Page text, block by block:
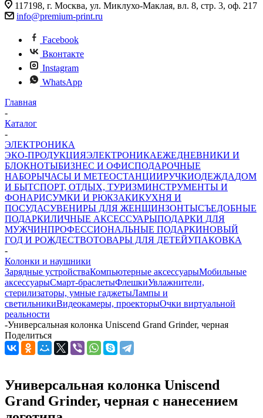
117198, г. Москва, ул. Миклухо-Маклая, вл. 8, стр. 3, оф. 217
info@premium-print.ru
Facebook
Вконтакте
Instagram
WhatsApp
Главная
-
Каталог
-
ЭЛЕКТРОНИКА
ЭКО-ПРОДУКЦИЯЭЛЕКТРОНИКАЕЖЕДНЕВНИКИ И
БЛОКНОТЫБИЗНЕС И ОФИСПОДАРОЧНЫЕ
НАБОРЫЧАСЫ И МЕТЕОСТАНЦИИРУЧКИОДЕЖДАДОМ
И БЫТСПОРТ, ОТДЫХ, ТУРИЗМИНСТРУМЕНТЫ И
ФОНАРИСУМКИ И РЮКЗАКИКУХНЯ И
ПОСУДАСУВЕНИРЫ ДЛЯ ЖЕНЩИНЗОНТЫСЪЕДОБНЫЕ
ПОДАРКИЛИЧНЫЕ АКСЕССУАРЫПОДАРКИ ДЛЯ
МУЖЧИНПРОФЕССИОНАЛЬНЫЕ ПОДАРКИНОВЫЙ
ГОД И РОЖДЕСТВОТОВАРЫ ДЛЯ ДЕТЕЙУПАКОВКА
-
Колонки и наушники
Зарядные устройстваКомпьютерные аксессуарыМобильные
аксессуарыСмарт-браслетыФлешкиУвлажнители,
стерилизаторы, умные гаджетыЛампы и
светильникиВидеокамеры, проекторыОчки виртуальной
реальности
-Универсальная колонка Uniscend Grand Grinder, черная
Поделиться
Универсальная колонка Uniscend
Grand Grinder, черная с нанесением